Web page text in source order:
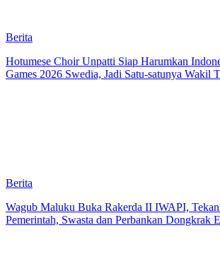
Berita
Hotumese Choir Unpatti Siap Harumkan
Games 2026 Swedia, Jadi Satu-satunya Wakil
Berita
Wagub Maluku Buka Rakerda II IWAPI,
Pemerintah, Swasta dan Perbankan Dongkrak